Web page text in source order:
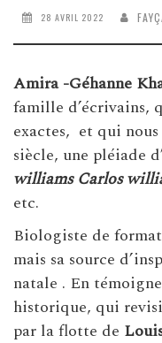
28 AVRIL 2022
Amira -Géhanne
famille d’écrivains,
exactes, et qui
siècle, une pléiade
williams Carlos
etc.
Biologiste de
mais sa source
natale . En témoigne
historique, qui
par la flotte de